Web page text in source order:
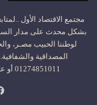
مجتمع الاقتصاد الأول
بشكل محدث على مدار
لوطننا الحبيب مصـر،
01274851011 أو على الإيميل: moltakaaliqtisad@gmail.com